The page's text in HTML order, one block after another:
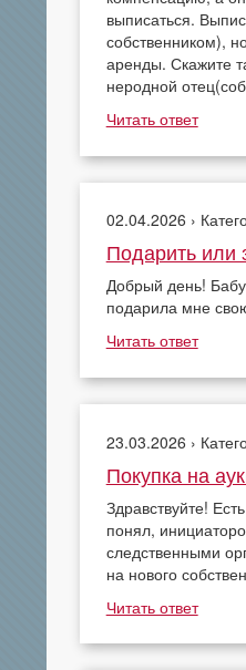
выписаться.
собственником),
аренды. Скажите
неродной
Читать ответ
02.04.2026 ›
Подарить или
Добрый день!
подарила мне
Читать ответ
23.03.2026 ›
Покупка на
Здравствуйте!
понял,
следственными
на нового
Читать ответ